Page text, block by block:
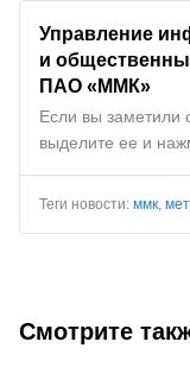
Управление
и
ПАО «ММК»
Если вы заметили
выделите ее и
Теги новости: ммк,
Смотрите